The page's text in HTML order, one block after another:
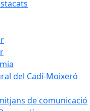
del Cadí-Moixeró
de comunicació